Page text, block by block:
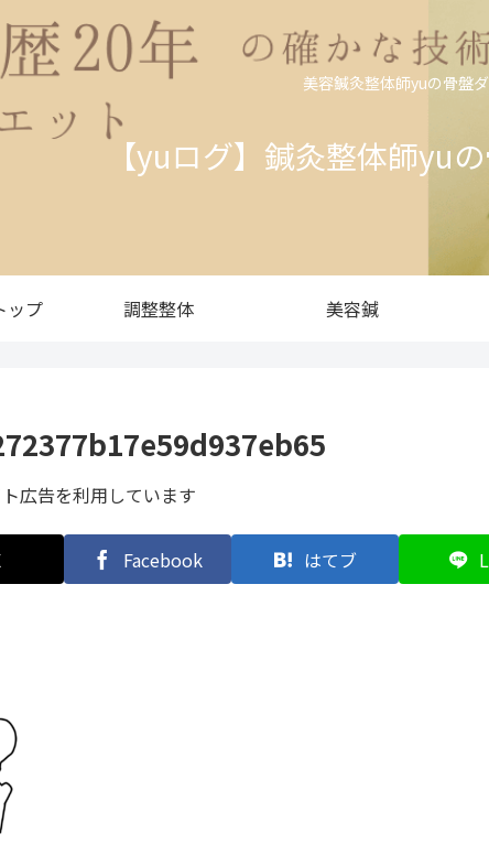
美容鍼灸整体師yuの骨盤
【yuログ】鍼灸整体師yu
ップ 調整整体 美容鍼
広告を利用しています
Facebook はてブ